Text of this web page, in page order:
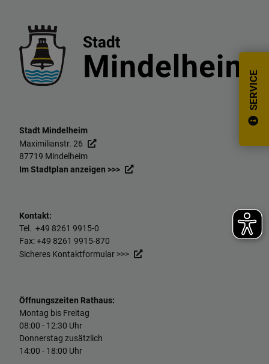
SERVICE
Stadt Mindelheim
Maximilianstr. 26
87719 Mindelheim
Im Stadtplan anzeigen >>>
Kontakt:
Tel. +49 8261 9915-0
Fax: +49 8261 9915-870
Sicheres Kontaktformular >>>
Öffnungszeiten Rathaus:
Montag bis Freitag
08:00 - 12:30 Uhr
Donnerstag zusätzlich
14:00 - 18:00 Uhr